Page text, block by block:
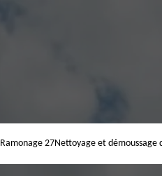
Ramonage 27Nettoyage et démoussage